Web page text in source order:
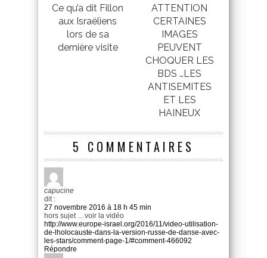
Ce qu’a dit Fillon
aux Israéliens
lors de sa
dernière visite
ATTENTION
CERTAINES
IMAGES
PEUVENT
CHOQUER LES
BDS …LES
ANTISEMITES
ET LES
HAINEUX
5 COMMENTAIRES
capucine
dit :
27 novembre 2016 à 18 h 45 min
hors sujet …voir la vidéo
http://www.europe-israel.org/2016/11/video-utilisation-
de-lholocauste-dans-la-version-russe-de-danse-avec-
les-stars/comment-page-1/#comment-466092
Répondre